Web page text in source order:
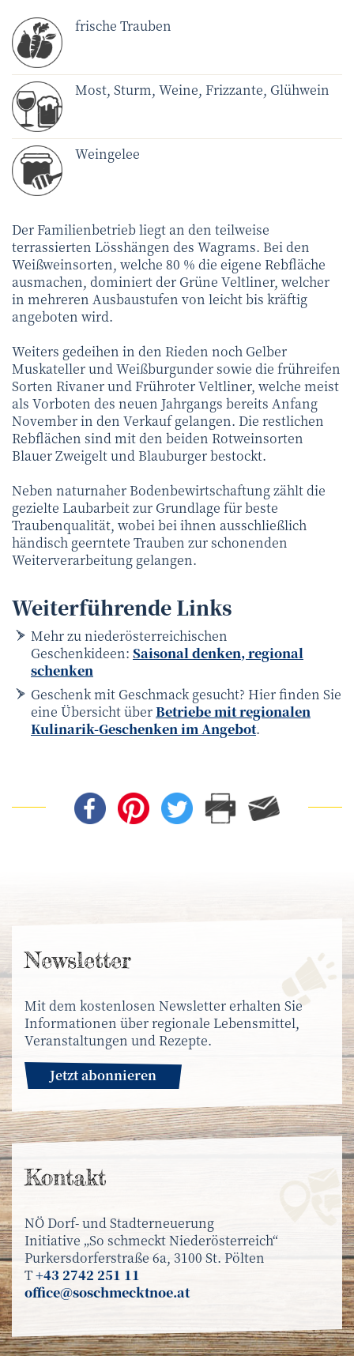
frische Trauben
Most, Sturm, Weine, Frizzante, Glühwein
Weingelee
Der Familienbetrieb liegt an den teilweise
terrassierten Lösshängen des Wagrams. Bei den
Weißweinsorten, welche 80 % die eigene Rebfläche
ausmachen, dominiert der Grüne Veltliner, welcher
in mehreren Ausbaustufen von leicht bis kräftig
angeboten wird.
Weiters gedeihen in den Rieden noch Gelber
Muskateller und Weißburgunder sowie die frühreifen
Sorten Rivaner und Frühroter Veltliner, welche meist
als Vorboten des neuen Jahrgangs bereits Anfang
November in den Verkauf gelangen. Die restlichen
Rebflächen sind mit den beiden Rotweinsorten
Blauer Zweigelt und Blauburger bestockt.
Neben naturnaher Bodenbewirtschaftung zählt die
gezielte Laubarbeit zur Grundlage für beste
Traubenqualität, wobei bei ihnen ausschließlich
händisch geerntete Trauben zur schonenden
Weiterverarbeitung gelangen.
Weiterführende Links
Mehr zu niederösterreichischen
Geschenkideen: Saisonal denken, regional
schenken
Geschenk mit Geschmack gesucht? Hier finden Sie
eine Übersicht überBetriebe mit regionalen
Kulinarik-Geschenken im Angebot.
News­letter
Mit dem kostenlosen Newsletter erhalten Sie
Informationen über regionale Lebensmittel,
Veranstaltungen und Rezepte.
Jetzt abonnieren
Kontakt
NÖ Dorf- und Stadterneuerung
Initiative „So schmeckt Niederösterreich“
Purkersdorferstraße 6a, 3100 St. Pölten
T+43 2742 251 11
office@soschmecktnoe.at